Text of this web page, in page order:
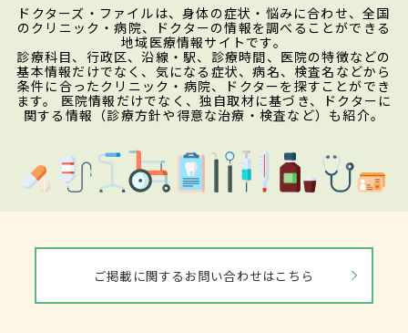
ドクターズ・ファイルは、身体の症状・悩みに合わせ、全国
のクリニック・病院、ドクターの情報を調べることができる
地域医療情報サイトです。
診療科目、行政区、沿線・駅、診療時間、医院の特徴などの
基本情報だけでなく、気になる症状、病名、検査名などから
条件に合ったクリニック・病院、ドクターを探すことができ
ます。 医院情報だけでなく、独自取材に基づき、ドクターに
関する情報（診療方針や得意な治療・検査など）も紹介。
ご掲載に関するお問い合わせはこちら